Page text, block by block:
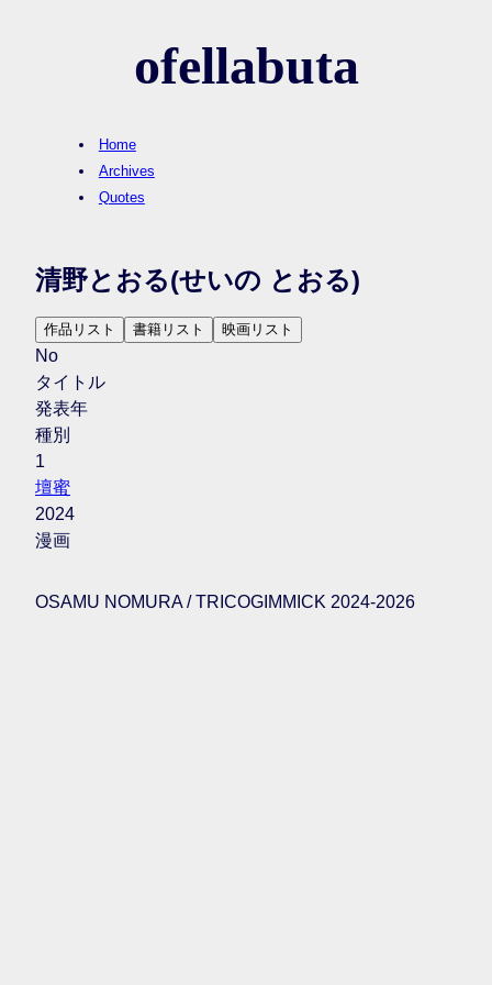
ofellabuta
Home
Archives
Quotes
清野とおる(せいの とおる)
作品リスト 書籍リスト 映画リスト
No
タイトル
発表年
種別
1
壇蜜
2024
漫画
OSAMU NOMURA / TRICOGIMMICK 2024-2026